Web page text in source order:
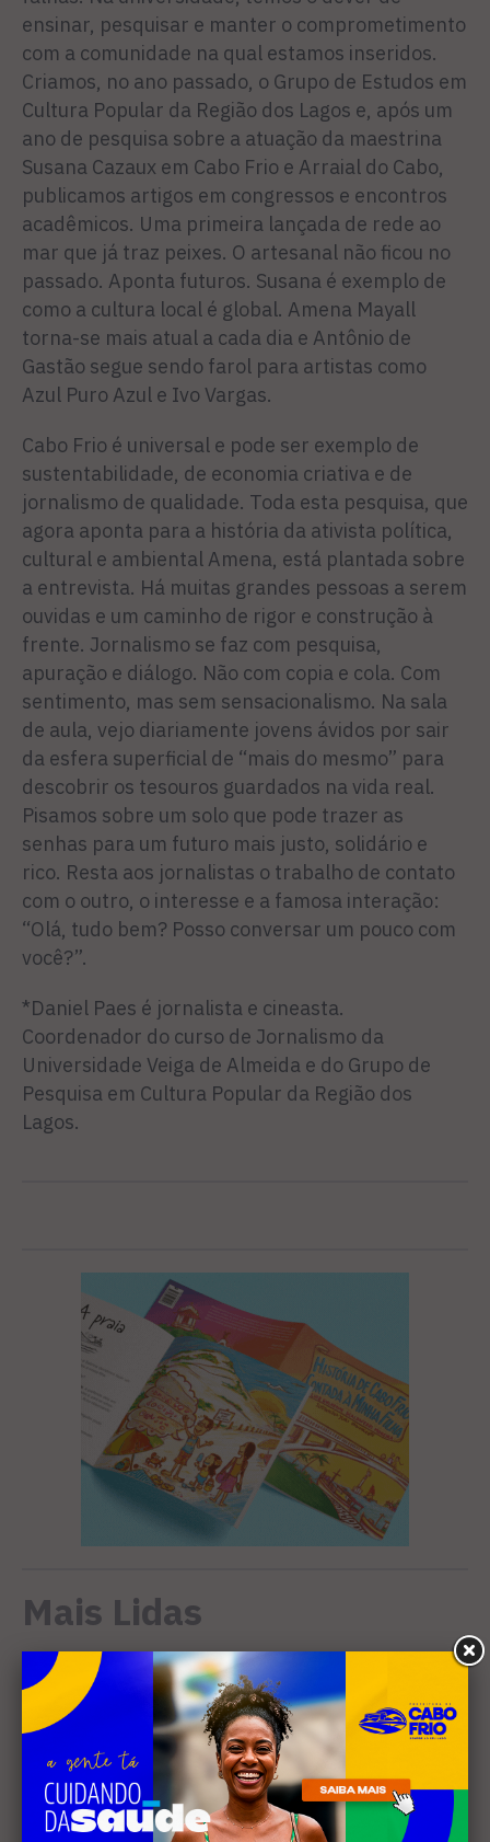
ensinar, pesquisar e manter o comprometimento
com a comunidade na qual estamos inseridos.
Criamos, no ano passado, o Grupo de Estudos em
Cultura Popular da Região dos Lagos e, após um
ano de pesquisa sobre a atuação da maestrina
Susana Cazaux em Cabo Frio e Arraial do Cabo,
publicamos artigos em congressos e encontros
acadêmicos. Uma primeira lançada de rede ao
mar que já traz peixes. O artesanal não ficou no
passado. Aponta futuros. Susana é exemplo de
como a cultura local é global. Amena Mayall
torna-se mais atual a cada dia e Antônio de
Gastão segue sendo farol para artistas como
Azul Puro Azul e Ivo Vargas.
Cabo Frio é universal e pode ser exemplo de
sustentabilidade, de economia criativa e de
jornalismo de qualidade. Toda esta pesquisa, que
agora aponta para a história da ativista política,
cultural e ambiental Amena, está plantada sobre
a entrevista. Há muitas grandes pessoas a serem
ouvidas e um caminho de rigor e construção à
frente. Jornalismo se faz com pesquisa,
apuração e diálogo. Não com copia e cola. Com
sentimento, mas sem sensacionalismo. Na sala
de aula, vejo diariamente jovens ávidos por sair
da esfera superficial de “mais do mesmo” para
descobrir os tesouros guardados na vida real.
Pisamos sobre um solo que pode trazer as
senhas para um futuro mais justo, solidário e
rico. Resta aos jornalistas o trabalho de contato
com o outro, o interesse e a famosa interação:
“Olá, tudo bem? Posso conversar um pouco com
você?”.
*Daniel Paes é jornalista e cineasta.
Coordenador do curso de Jornalismo da
Universidade Veiga de Almeida e do Grupo de
Pesquisa em Cultura Popular da Região dos
Lagos.
Mais Lidas
1
EVENTOS
Cabo Frio recebe 20ª edição
do Diveneta Moto Fest neste
fim de semana